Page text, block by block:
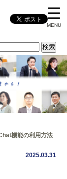
MENU
機能の利用方法
2025.03.31